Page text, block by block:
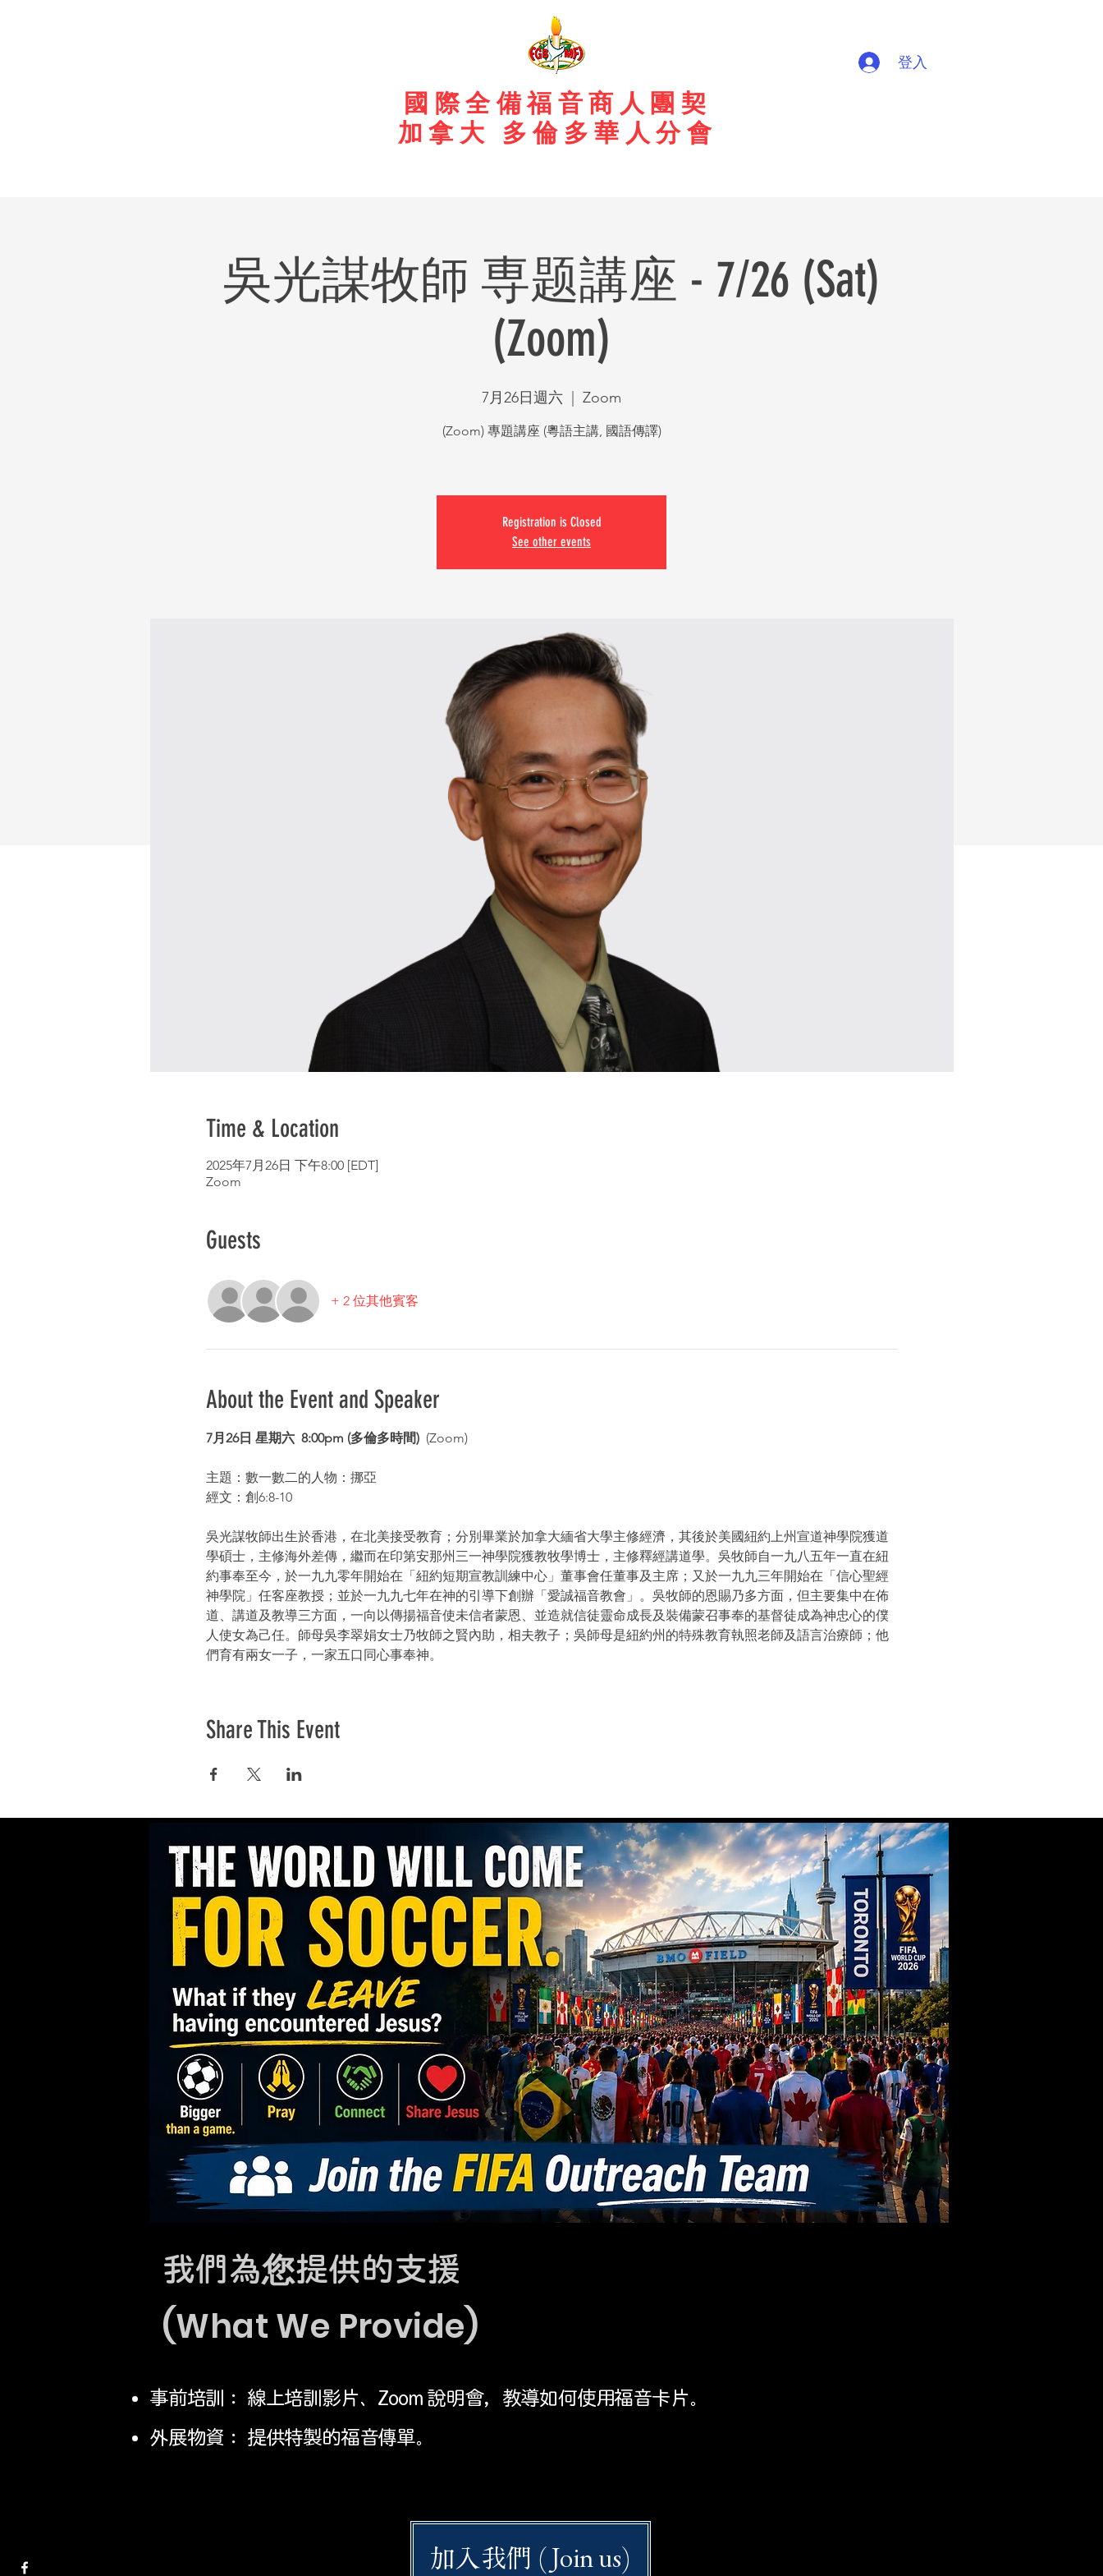
登入
國際全備福音商人團契
加拿大 多倫多華人分會
吳光謀牧師 専题講座 - 7/26 (Sat)
(Zoom)
7月26日週六 Zoom
(Zoom) 專題講座 (粵語主講, 國語傳譯)
Registration is Closed
See other events
Time & Location
2025年7月26日 下午8:00 [EDT]
Zoom
Guests
+ 2 位其他賓客
About the Event and Speaker
7月26日 星期六 8:00pm (多倫多時間) (Zoom)
主題：數一數二的人物：挪亞
經文：創6:8-10
吳光謀牧師出生於香港，在北美接受教育；分別畢業於加拿大緬省大學主修經濟，其後於美國紐約上州宣道神學院獲道
學碩士，主修海外差傳，繼而在印第安那州三一神學院獲教牧學博士，主修釋經講道學。吳牧師自一九八五年一直在紐
約事奉至今，於一九九零年開始在「紐約短期宣教訓練中心」董事會任董事及主席；又於一九九三年開始在「信心聖經
神學院」任客座教授；並於一九九七年在神的引導下創辦「愛誠福音教會」。吳牧師的恩賜乃多方面，但主要集中在佈
道、講道及教導三方面，一向以傳揚福音使未信者蒙恩、並造就信徒靈命成長及裝備蒙召事奉的基督徒成為神忠心的僕
人使女為己任。師母吳李翠娟女士乃牧師之賢內助，相夫教子；吳師母是紐約州的特殊教育執照老師及語言治療師；他
們育有兩女一子，一家五口同心事奉神。
Share This Event
我們為您提供的支援
(What We Provide)
事前培訓： 線上培訓影片、Zoom 說明會，教導如何使用福音卡片。
外展物資： 提供特製的福音傳單。
加入我們 (Join us)